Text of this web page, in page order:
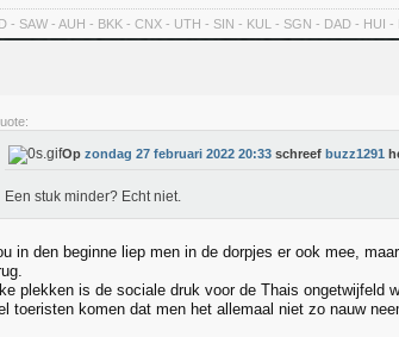
- SAW - AUH - BKK - CNX - UTH - SIN - KUL - SGN - DAD - HUI -
Op zondag 27 februari 2022 20:33 schreef buzz1291
Een stuk minder? Echt niet.
in den beginne liep men in de dorpjes er ook mee,
plekken is de sociale druk voor de Thais ongetwijfeld
toeristen komen dat men het allemaal niet zo nauw